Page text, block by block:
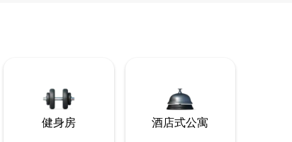
健身房 酒店式公寓